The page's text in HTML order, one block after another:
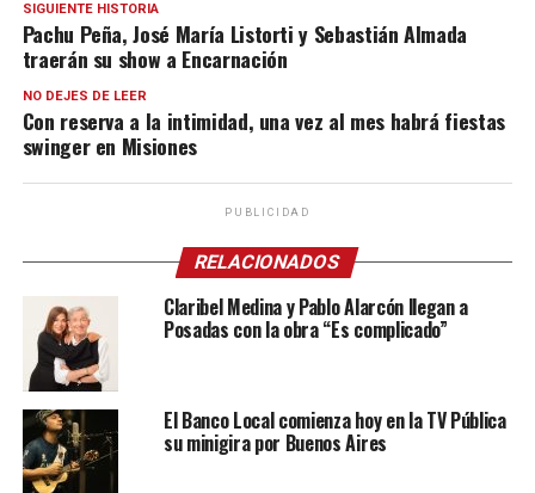
SIGUIENTE HISTORIA
Pachu Peña, José María Listorti y Sebastián Almada
traerán su show a Encarnación
NO DEJES DE LEER
Con reserva a la intimidad, una vez al mes habrá fiestas
swinger en Misiones
PUBLICIDAD
RELACIONADOS
Claribel Medina y Pablo Alarcón llegan a
Posadas con la obra “Es complicado”
El Banco Local comienza hoy en la TV Pública
su minigira por Buenos Aires